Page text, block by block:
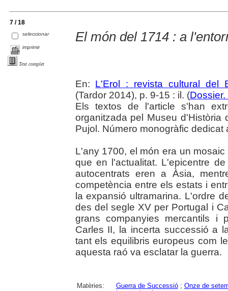
7 / 18
seleccionar
imprimir
Text complet
El món del 1714 : a
En: L'Erol : revista cultural del
(Tardor 2014), p. 9-15 : il. (Dossier.
Els textos de l'article s'han
organitzada pel Museu d'Història
Pujol. Número monogràfic
L'any 1700, el món era un
que en l'actualitat. L'epicentre
autocentrats eren a Àsia,
competència entre els estats i
la expansió ultramarina. L'ordre
des del segle XV per Portugal i
grans companyies mercantils i
Carles II, la incerta successió a
tant els equilibris europeus com
aquesta raó va esclatar la guerra.
Matèries: Guerra de Successió; Onze de